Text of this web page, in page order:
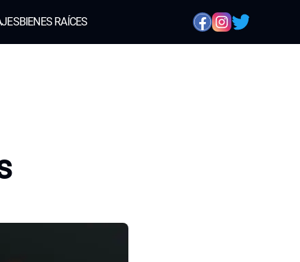
BIENES RAÍCES